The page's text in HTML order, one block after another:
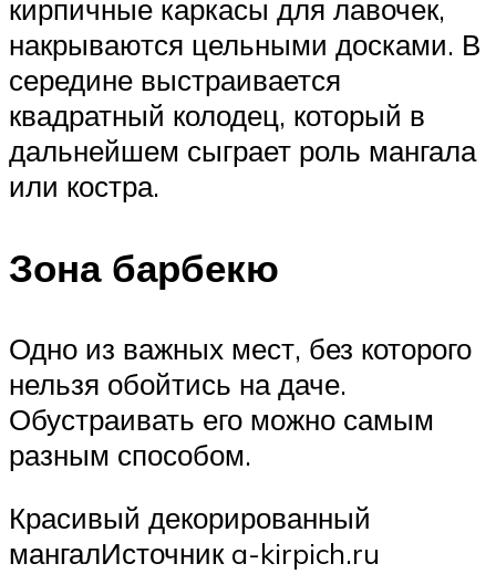
кирпичные каркасы для лавочек,
накрываются цельными досками. В
середине выстраивается
квадратный колодец, который в
дальнейшем сыграет роль мангала
или костра.
Зона барбекю
Одно из важных мест, без которого
нельзя обойтись на даче.
Обустраивать его можно самым
разным способом.
Красивый декорированный
мангалИсточник a-kirpich.ru